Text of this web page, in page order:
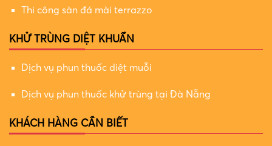
Thi công sàn đá mài terrazzo
KHỬ TRÙNG DIỆT KHUẨN
Dịch vụ phun thuốc diệt muỗi
Dịch vụ phun thuốc khử trùng tại Đà Nẵng
KHÁCH HÀNG CẦN BIẾT